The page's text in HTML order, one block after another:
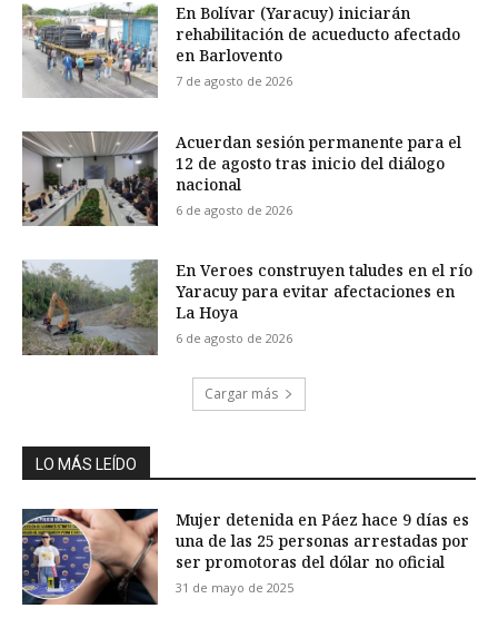
En Bolívar (Yaracuy) iniciarán
rehabilitación de acueducto afectado
en Barlovento
7 de agosto de 2026
Acuerdan sesión permanente para el
12 de agosto tras inicio del diálogo
nacional
6 de agosto de 2026
En Veroes construyen taludes en el río
Yaracuy para evitar afectaciones en
La Hoya
6 de agosto de 2026
Cargar más
LO MÁS LEÍDO
Mujer detenida en Páez hace 9 días es
una de las 25 personas arrestadas por
ser promotoras del dólar no oficial
31 de mayo de 2025